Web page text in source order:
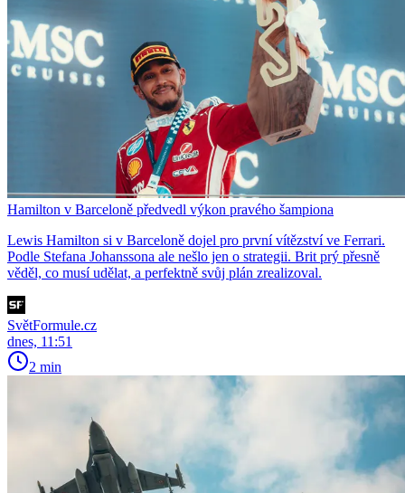
Hamilton v Barceloně předvedl výkon pravého šampiona
Lewis Hamilton si v Barceloně dojel pro první vítězství ve Ferrari.
Podle Stefana Johanssona ale nešlo jen o strategii. Brit prý přesně
věděl, co musí udělat, a perfektně svůj plán zrealizoval.
SvětFormule.cz
dnes, 11:51
2 min